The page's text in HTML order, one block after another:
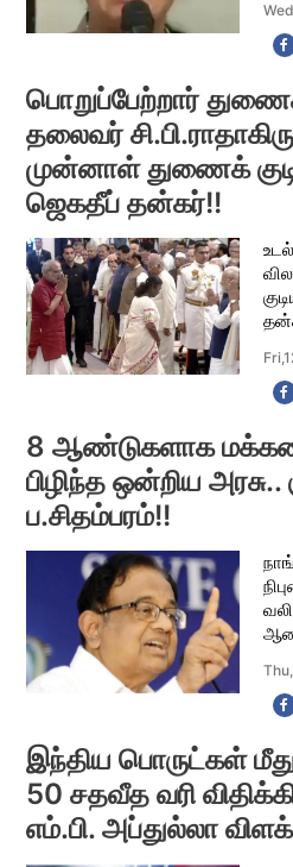
பொறுப்பேற்றார் துணைக்
தலைவர்
முன்னாள் துணைக்
ஜெகதீப் தன்கர்!!
8 ஆண்டுகளாக
பிழிந்த ஒன்றிய அரசு..
ப.சிதம்பரம்!!
கூ
இந்திய பொருட்கள்
50 சதவீத வரி
எம்.பி. அப்துல்லா